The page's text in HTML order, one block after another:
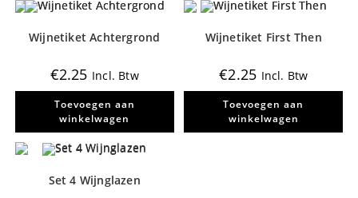
Wijnetiket Achtergrond
€2.25 Incl. Btw
Toevoegen aan
winkelwagen
Wijnetiket First Then
€2.25 Incl. Btw
Toevoegen aan
winkelwagen
Set 4 Wijnglazen